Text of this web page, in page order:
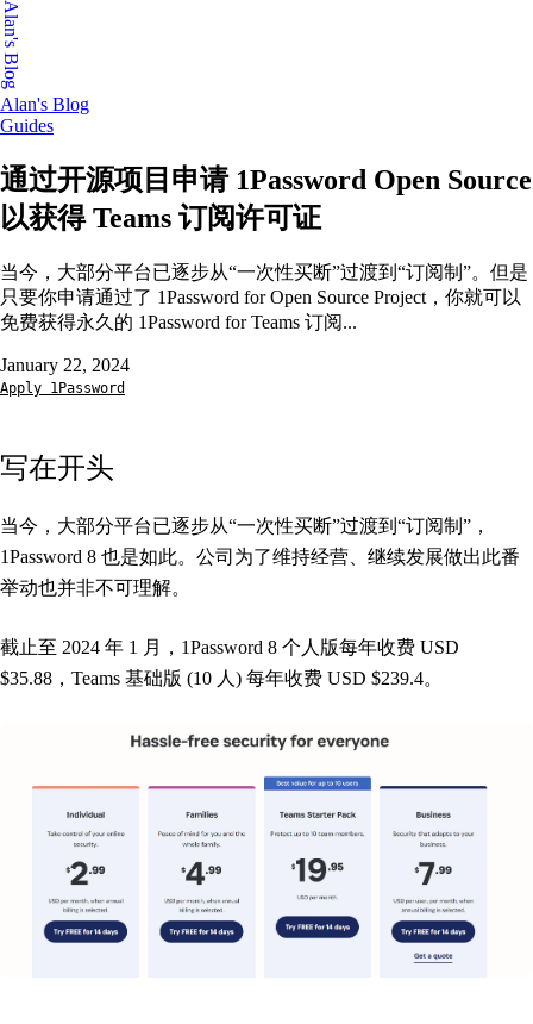
Alan's Blog
Alan's Blog
Guides
通过开源项目申请 1Password Open Source
以获得 Teams 订阅许可证
当今，大部分平台已逐步从“一次性买断”过渡到“订阅制”。但是
只要你申请通过了 1Password for Open Source Project，你就可以
免费获得永久的 1Password for Teams 订阅...
January 22, 2024
Apply 1Password
写在开头
当今，大部分平台已逐步从“一次性买断”过渡到“订阅制”，
1Password 8 也是如此。公司为了维持经营、继续发展做出此番
举动也并非不可理解。
截止至 2024 年 1 月，1Password 8 个人版每年收费 USD
$35.88，Teams 基础版 (10 人) 每年收费 USD $239.4。